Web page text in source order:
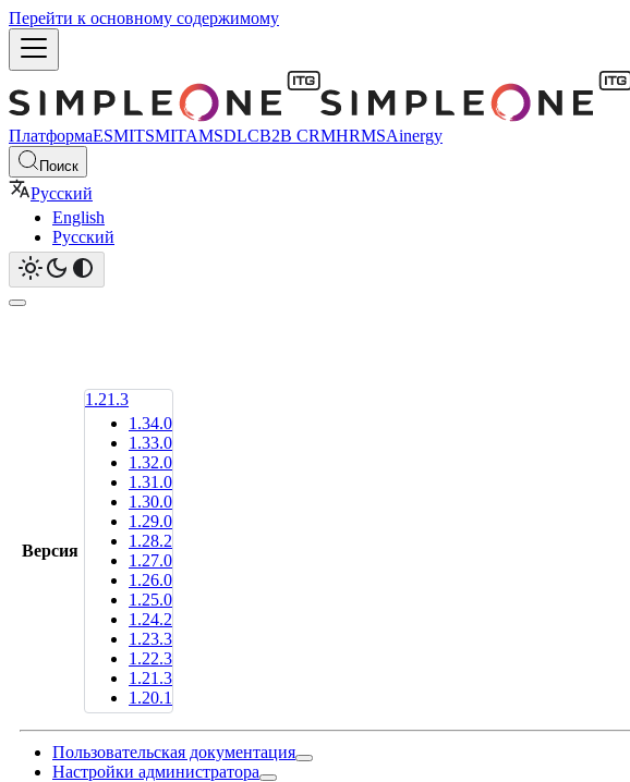
Перейти к основному содержимому
ПлатформаESMITSMITAMSDLCB2B CRMHRMSAinergy
Поиск
Русский
English
Русский
Версия
1.21.3
1.34.0
1.33.0
1.32.0
1.31.0
1.30.0
1.29.0
1.28.2
1.27.0
1.26.0
1.25.0
1.24.2
1.23.3
1.22.3
1.21.3
1.20.1
Пользовательская документация
Настройки администратора